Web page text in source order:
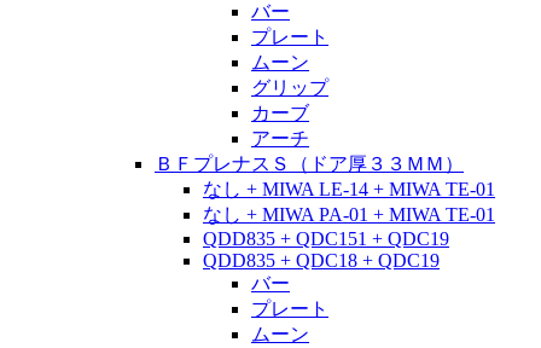
バー
プレート
ムーン
グリップ
カーブ
アーチ
ＢＦプレナスＳ（ドア厚３３ＭＭ）
なし + MIWA LE-14 + MIWA TE-01
なし + MIWA PA-01 + MIWA TE-01
QDD835 + QDC151 + QDC19
QDD835 + QDC18 + QDC19
バー
プレート
ムーン